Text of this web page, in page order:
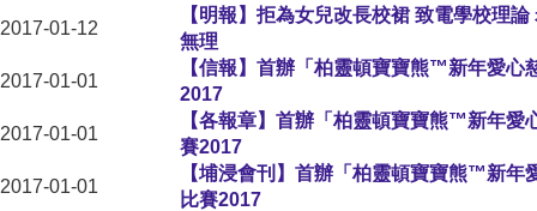
2017-01-12
【明報】拒為女兒改長校裙 致電學校理
無理
2017-01-01
【信報】首辦「柏靈頓寶寶熊™新年愛心
2017
2017-01-01
【各報章】首辦「柏靈頓寶寶熊™新年愛
賽2017
2017-01-01
【埔浸會刊】首辦「柏靈頓寶寶熊™新年
比賽2017